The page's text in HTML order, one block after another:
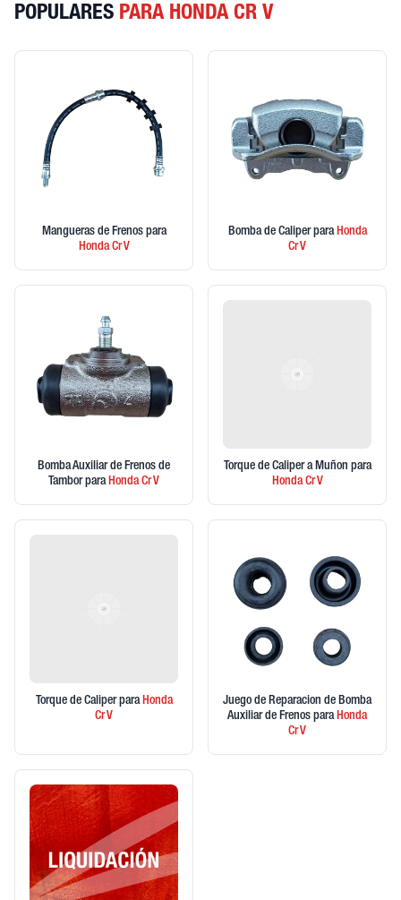
POPULARES PARA HONDA CR V
Mangueras de Frenos para
HondaCr V
Bomba de Caliper paraHonda
Cr V
Bomba Auxiliar de Frenos de
Tambor paraHondaCr V
Torque de Caliper a Muñon para
HondaCr V
Torque de Caliper paraHonda
Cr V
Juego de Reparacion de Bomba
Auxiliar de Frenos paraHonda
Cr V